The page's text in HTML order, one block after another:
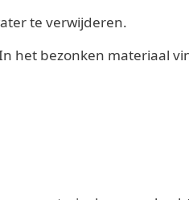
te verwijderen.
het bezonken materiaal